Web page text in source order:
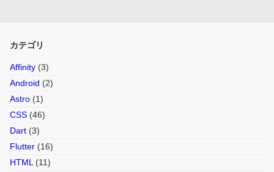
カテゴリ
Affinity (3)
Android (2)
Astro (1)
CSS (46)
Dart (3)
Flutter (16)
HTML(11)